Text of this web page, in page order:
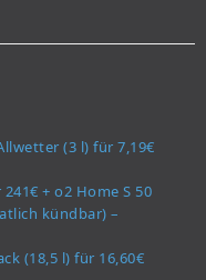
(3 l) für 7,19€
+ o2 Home S 50
kündbar) –
(18,5 l) für 16,60€